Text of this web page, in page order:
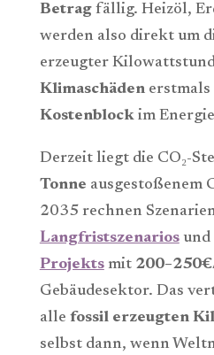
Betragfällig. Heizöl,
werden also direkt um
erzeugter
Klimaschädenerstmals
Kostenblockim
Derzeit liegt die CO₂-
Tonne ausgestoßenem
2035 rechnen
Langfristszenariosund
Projektsmit
Gebäudesektor. Das
alle fossil erzeugten
selbst dann, wenn